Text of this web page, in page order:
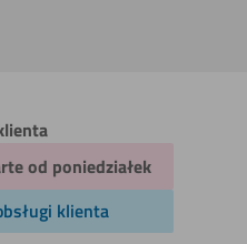
od poniedziałek
klienta